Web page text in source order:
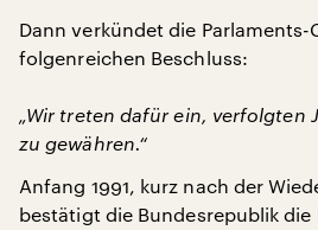
Dann verkündet die Parlaments-
folgenreichen Beschluss:
„Wir treten dafür ein, verfolgten
zu gewähren.“
Anfang 1991, kurz nach der
bestätigt die Bundesrepublik die